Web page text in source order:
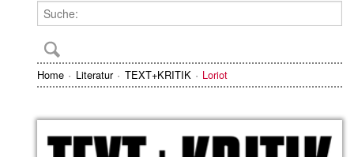
Home Literatur TEXT+KRITIK Loriot